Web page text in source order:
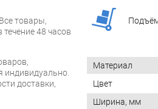
товары,
48 часов
индивидуально.
доставки,
Материал
Цвет
Ширина, мм